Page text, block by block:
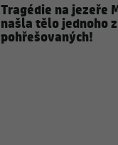
Tragédie na jezeře
našla tělo jednoho z
pohřešovaných!